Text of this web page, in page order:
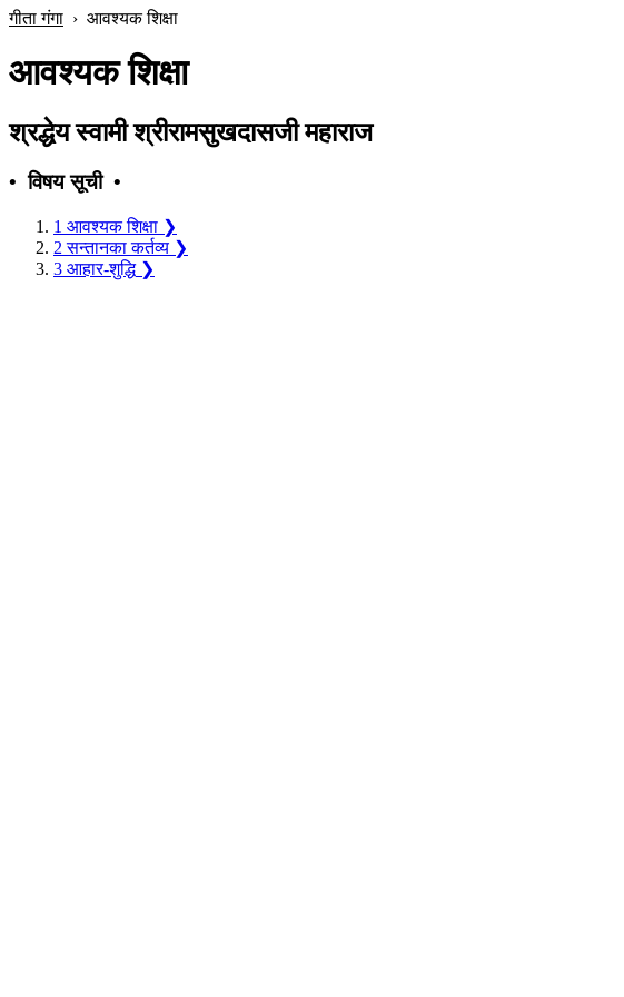
गीता गंगा › आवश्यक शिक्षा
आवश्यक शिक्षा
श्रद्धेय स्वामी श्रीरामसुखदासजी महाराज
• विषय सूची •
1 आवश्यक शिक्षा ❯
2 सन्तानका कर्तव्य ❯
3 आहार-शुद्धि ❯